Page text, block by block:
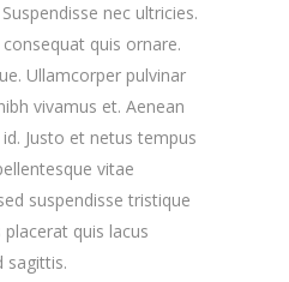
nec ultricies.
quis ornare.
Ullamcorper pulvinar
vivamus et. Aenean
Justo et netus tempus
vitae
suspendisse tristique
quis lacus
sagittis.